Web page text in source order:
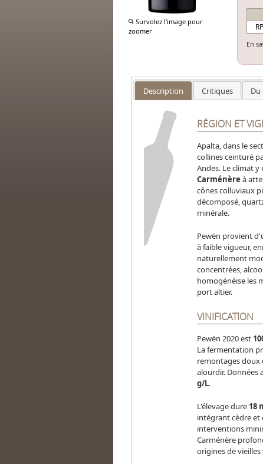
Survolez l'image pour
zoomer
RP
En
Description Critiques
RÉGION ET
Apalta, dans le
collines ceinturé
Andes. Le climat
Carménère à
cônes colluviaux
décomposé,
minérale.
Pewën provient
à faible vigueur,
naturellement
concentrées,
homogénéise les
port altier.
VINIFICATION
Pewën 2020 est
La fermentation
remontages doux
alourdir. Données
g/L.
L'élevage dure 18
intégrant cèdre et
interventions
Carménère
origines de